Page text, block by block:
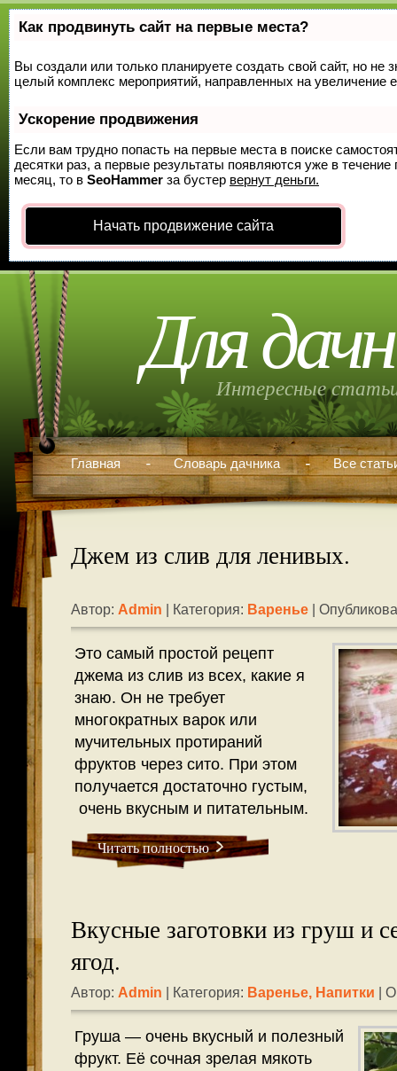
Как продвинуть сайт на первые места?
Вы создали или только планируете создать свой сайт, но не
целый комплекс мероприятий, направленных на увеличение
Ускорение продвижения
Если вам трудно попасть на первые места в поиске
десятки раз, а первые результаты появляются уже в
месяц, то в SeoHammer за бустер вернут деньги.
Начать продвижение сайта
Для
Интересные
Главная Словарь дачника Все
Джем из слив для ленивых.
Автор: Admin | Категория: Варенье |
Это самый простой рецепт
джема из слив из всех, какие я
знаю. Он не требует
многократных варок или
мучительных протираний
фруктов через сито. При этом
получается достаточно густым,
очень вкусным и питательным.
Читать полностью
Вкусные заготовки из груш и
ягод.
Автор: Admin | Категория: Варенье, Напитки |
Груша — очень вкусный и полезный
фрукт. Её сочная зрелая мякоть